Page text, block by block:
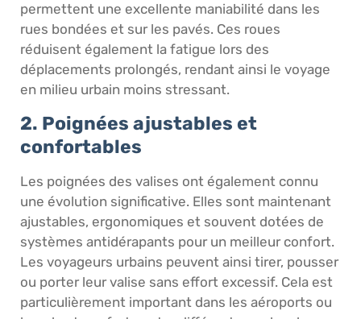
permettent une excellente maniabilité dans les
rues bondées et sur les pavés. Ces roues
réduisent également la fatigue lors des
déplacements prolongés, rendant ainsi le voyage
en milieu urbain moins stressant.
2. Poignées ajustables et
confortables
Les poignées des valises ont également connu
une évolution significative. Elles sont maintenant
ajustables, ergonomiques et souvent dotées de
systèmes antidérapants pour un meilleur confort.
Les voyageurs urbains peuvent ainsi tirer, pousser
ou porter leur valise sans effort excessif. Cela est
particulièrement important dans les aéroports ou